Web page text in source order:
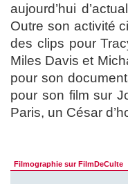
aujourd’hui
Outre son activité
des clips pour
Miles Davis et
pour son
pour son film sur
Paris, un César
Filmographie sur FilmDeCulte